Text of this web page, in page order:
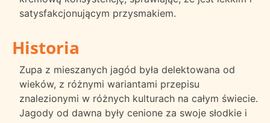
satysfakcjonującym przysmakiem.
Historia
Zupa z mieszanych jagód była delektowana od
wieków, z różnymi wariantami przepisu
znalezionymi w różnych kulturach na całym świecie.
Jagody od dawna były cenione za swoje słodkie i